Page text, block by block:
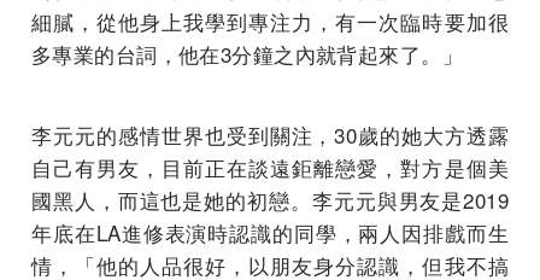
細膩，從他身上我學到專注力，有一次臨時要加很
多專業的台詞，他在3分鐘之內就背起來了。」
李元元的感情世界也受到關注，30歲的她大方透露
自己有男友，目前正在談遠鉅離戀愛，對方是個美
國黑人，而這也是她的初戀。李元元與男友是2019
年底在LA進修表演時認識的同學，兩人因排戲而生
情，「他的人品很好，以朋友身分認識，但我不搞